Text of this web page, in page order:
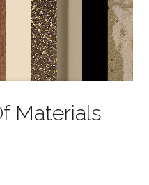
Materials